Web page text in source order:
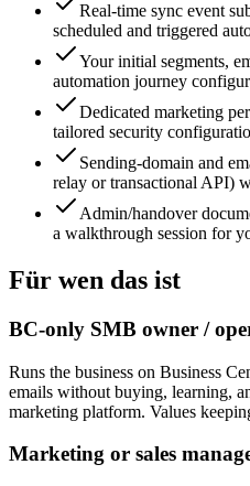
Real-time sync event
scheduled and triggered
Your initial segments,
automation journey
Dedicated marketing
tailored security
Sending-domain and
relay or transactional API)
Admin/handover
a walkthrough session for
Für wen das ist
BC-only SMB owner /
Runs the business on Business
emails without buying, learning,
marketing platform. Values
Marketing or sales